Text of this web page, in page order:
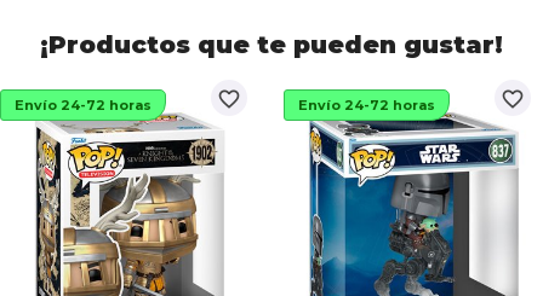
¡Productos que te pueden gustar!
favorite_border
Envío 24-72 horas favorite_border
Envío 24-72 horas